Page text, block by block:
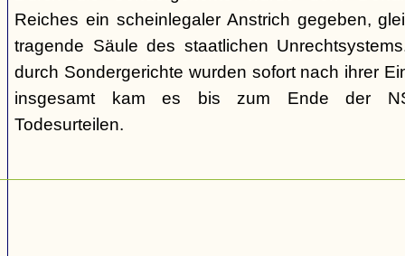
Reiches ein scheinlegaler Anstrich gegeben,
tragende Säule des staatlichen
durch Sondergerichte wurden sofort nach ihrer
insgesamt kam es bis zum Ende der
Todesurteilen.